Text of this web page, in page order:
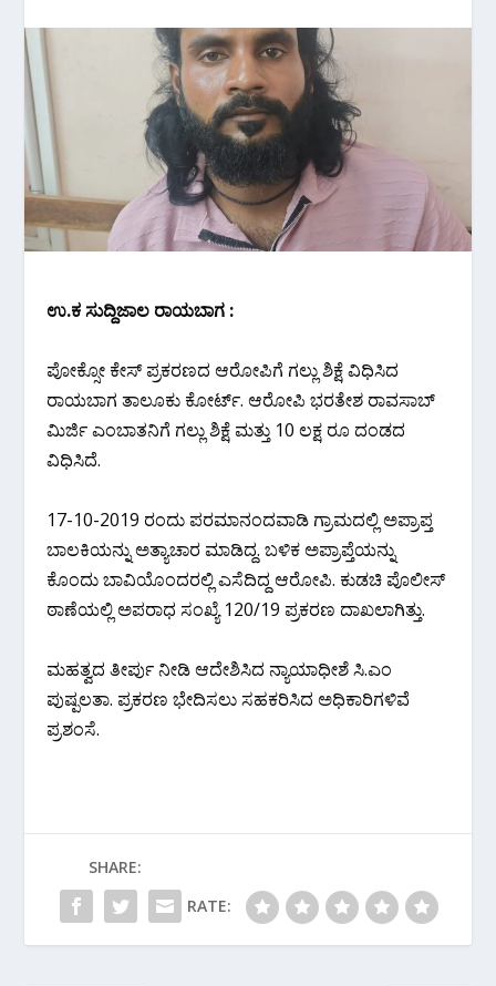
ಉ.ಕ ಸುದ್ದಿಜಾಲ ರಾಯಬಾಗ :
ಪೋಕ್ಸೋ ಕೇಸ್ ಪ್ರಕರಣದ ಆರೋಪಿಗೆ ಗಲ್ಲು ಶಿಕ್ಷೆ ವಿಧಿಸಿದ
ರಾಯಬಾಗ ತಾಲೂಕು ಕೋರ್ಟ್. ಆರೋಪಿ ಭರತೇಶ ರಾವಸಾಬ್
ಮಿರ್ಜಿ‌ ಎಂಬಾತನಿಗೆ ಗಲ್ಲು ಶಿಕ್ಷೆ ಮತ್ತು 10 ಲಕ್ಷ ರೂ ದಂಡದ
ವಿಧಿಸಿದೆ.
17-10-2019 ರಂದು ಪರಮಾನಂದವಾಡಿ ಗ್ರಾಮದಲ್ಲಿ ಅಪ್ರಾಪ್ತ
ಬಾಲಕಿಯನ್ನು ಅತ್ಯಾಚಾರ ಮಾಡಿದ್ದ. ಬಳಿಕ ಅಪ್ರಾಪ್ತೆಯನ್ನು
ಕೊಂದು ಬಾವಿಯೊಂದರಲ್ಲಿ ಎಸೆದಿದ್ದ ಆರೋಪಿ. ಕುಡಚಿ ಪೊಲೀಸ್
ಠಾಣೆಯಲ್ಲಿ ಅಪರಾಧ ಸಂಖ್ಯೆ 120/19 ಪ್ರಕರಣ ದಾಖಲಾಗಿತ್ತು.
ಮಹತ್ವದ ತೀರ್ಪು ನೀಡಿ ಆದೇಶಿಸಿದ ನ್ಯಾಯಾಧೀಶೆ ಸಿ.ಎಂ
ಪುಷ್ಪಲತಾ. ಪ್ರಕರಣ ಭೇದಿಸಲು ಸಹಕರಿಸಿದ ಅಧಿಕಾರಿಗಳಿವೆ
ಪ್ರಶಂಸೆ.
SHARE:
RATE: